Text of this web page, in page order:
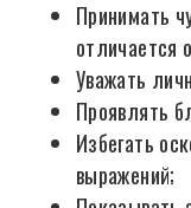
Принимать
отличается
Уважать
Проявлять
Избегать
выражений;